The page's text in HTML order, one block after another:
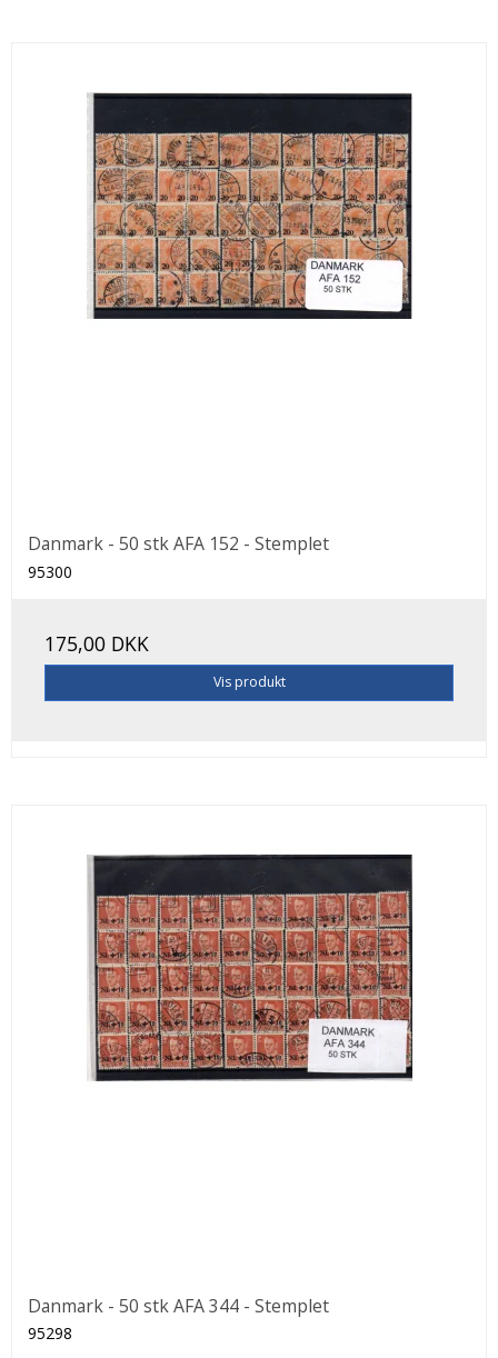
Danmark - 50 stk AFA 152 - Stemplet
95300
175,00 DKK
Vis produkt
Danmark - 50 stk AFA 344 - Stemplet
95298